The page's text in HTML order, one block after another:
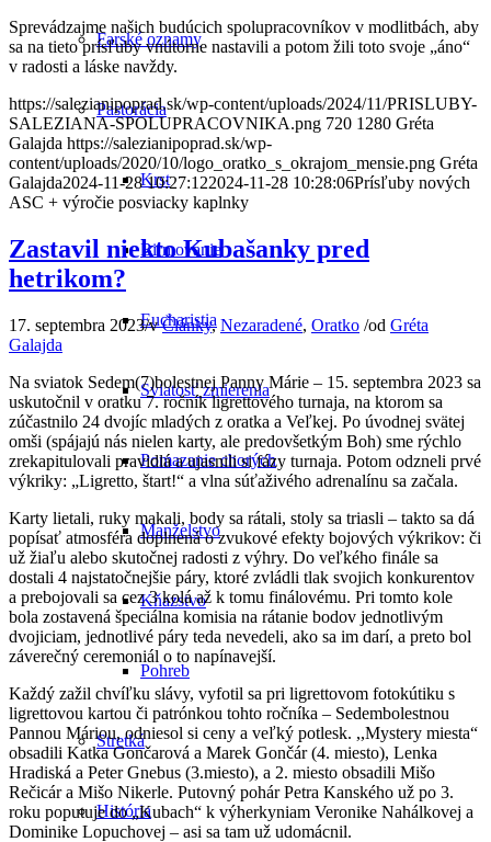
Farské oznamy
Pastorácia
Krst
Birmovanie
Eucharistia
Sviatosť zmierenia
Pomazanie chorých
Manželstvo
Kňazstvo
Pohreb
Stretká
História
Sprevádzajme našich budúcich spolupracovníkov v modlitbách, aby
sa na tieto prísľuby vnútorne nastavili a potom žili toto svoje „áno“
v radosti a láske navždy.
https://salezianipoprad.sk/wp-content/uploads/2024/11/PRISLUBY-
SALEZIANA-SPOLUPRACOVNIKA.png 720 1280 Gréta
Galajda https://salezianipoprad.sk/wp-
content/uploads/2020/10/logo_oratko_s_okrajom_mensie.png Gréta
Galajda2024-11-28 10:27:122024-11-28 10:28:06Prísľuby nových
ASC + výročie posviacky kaplnky
Zastavil niekto Kubašanky pred
hetrikom?
17. septembra 2023/vČlánky,Nezaradené, Oratko /od Gréta
Galajda
Na sviatok Sedem(7)bolestnej Panny Márie – 15. septembra 2023 sa
uskutočnil v oratku 7. ročník ligrettového turnaja, na ktorom sa
zúčastnilo 24 dvojíc mladých z oratka a Veľkej. Po úvodnej svätej
omši (spájajú nás nielen karty, ale predovšetkým Boh) sme rýchlo
zrekapitulovali pravidlá a ujasnili si fázy turnaja. Potom odzneli prvé
výkriky: „Ligretto, štart!“ a vlna súťaživého adrenalínu sa začala.
Karty lietali, ruky makali, body sa rátali, stoly sa triasli – takto sa dá
popísať atmosféra doplnená o zvukové efekty bojových výkrikov: či
už žiaľu alebo skutočnej radosti z výhry. Do veľkého finále sa
dostali 4 najstatočnejšie páry, ktoré zvládli tlak svojich konkurentov
a prebojovali sa cez 3 kolá až k tomu finálovému. Pri tomto kole
bola zostavená špeciálna komisia na rátanie bodov jednotlivým
dvojiciam, jednotlivé páry teda nevedeli, ako sa im darí, a preto bol
záverečný ceremoniál o to napínavejší.
Každý zažil chvíľku slávy, vyfotil sa pri ligrettovom fotokútiku s
ligrettovou kartou či patrónkou tohto ročníka – Sedembolestnou
Pannou Máriou, odniesol si ceny a veľký potlesk. ,,Mystery miesta“
obsadili Katka Gončarová a Marek Gončár (4. miesto), Lenka
Hradiská a Peter Gnebus (3.miesto), a 2. miesto obsadili Mišo
Rečicár a Mišo Nikerle. Putovný pohár Petra Kanského už po 3.
roku poputuje do „Kubach“ k výherkyniam Veronike Nahálkovej a
Dominike Lopuchovej – asi sa tam už udomácnil.